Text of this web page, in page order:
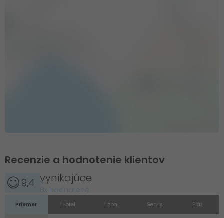
Recenzie a hodnotenie klientov
9,4 vynikajúce
8x hodnotené
Priemer Hotel Izba Servis Pláž